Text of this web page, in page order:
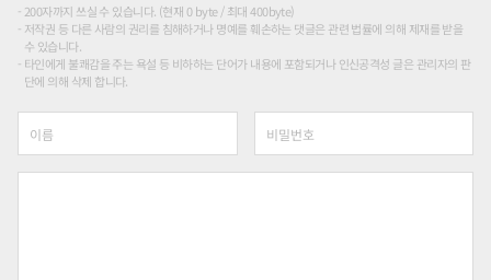
200자까지 쓰실 수 있습니다. (현재 0 byte / 최대 400byte)
저작권 등 다른 사람의 권리를 침해하거나 명예를 훼손하는 댓글은 관련 법률에 의해 제재를 받을
수 있습니다.
타인에게 불쾌감을 주는 욕설 등 비하하는 단어가 내용에 포함되거나 인신공격성 글은 관리자의 판
단에 의해 삭제 합니다.